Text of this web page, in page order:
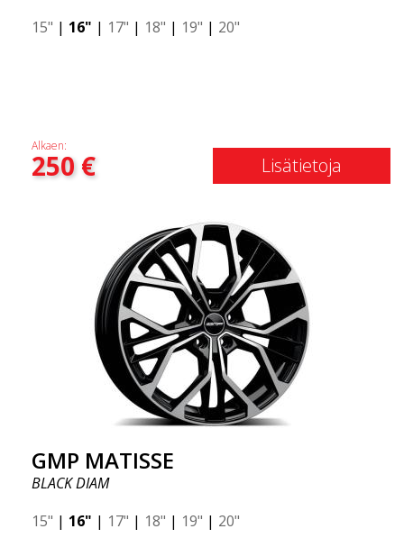
15" | 16" | 17" | 18" | 19" | 20"
Alkaen:
250€ Lisätietoja
GMP MATISSE
BLACK DIAM
15" | 16" | 17" | 18" | 19" | 20"